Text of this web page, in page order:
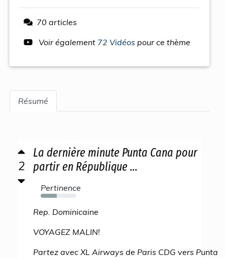
70 articles
Voir également 72 Vidéos pour ce thème
Résumé
2
La dernière minute Punta Cana pour
partir en République ...
Pertinence
46%
Rep. Dominicaine
VOYAGEZ MALIN!
Partez avec XL Airways de Paris CDG vers Punta